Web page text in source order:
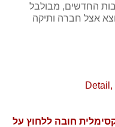
החדשים, מבולבל
אצל חברה ותיקה
Detail,
חובה ללחוץ על